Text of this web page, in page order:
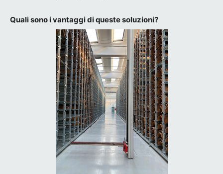
Quali sono i vantaggi di queste soluzioni?